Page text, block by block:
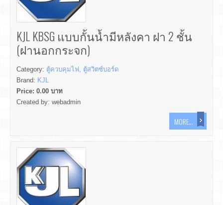
KJL KBSG แบบกั้นน้ำมีหลังคา ฝา 2 ชั้น
(ฝานอกกระจก)
Category: ตู้ควบคุมไฟ, ตู้สวิตซ์บอร์ด
Brand: KJL
Price: 0.00 บาท
Created by: webadmin
MORE...